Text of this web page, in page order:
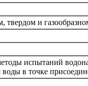
и
испытаний
в точке